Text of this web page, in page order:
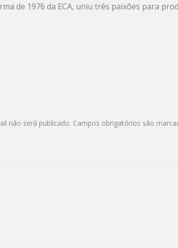
de 1976 da ECA, uniu três paixões para
não será publicado. Campos obrigatórios são